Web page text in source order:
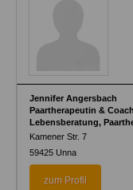
Jennifer Angersbach
Paartherapeutin & Coach
Lebensberatung,
Kamener Str. 7
59425 Unna
zum Profil